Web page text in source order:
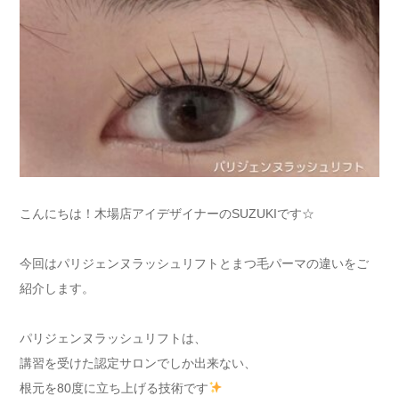
こんにちは！木場店アイデザイナーのSUZUKIです☆
今回はパリジェンヌラッシュリフトとまつ毛パーマの違いをご
紹介します。
パリジェンヌラッシュリフトは、
講習を受けた認定サロンでしか出来ない、
根元を80度に立ち上げる技術です